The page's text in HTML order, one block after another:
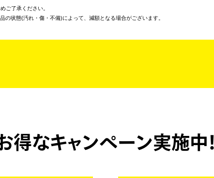
ご了承ください。
の状態(汚れ・傷・不備)によって、減額となる場合がございます。
得なキャンペーン実施中